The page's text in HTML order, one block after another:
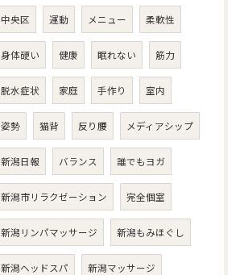
中央区 運動 メニュー 柔軟性
身体硬い 健康 眠れない 筋力
脱水症状 家庭 手作り 室内
姿勢 猫背 反り腰 メディアシップ
新潟日報 バランス 誰でもヨガ
新潟市リラクゼーション 完全個室
新潟リンパマッサージ 新潟もみほぐし
新潟ヘッドスパ 新潟マッサージ